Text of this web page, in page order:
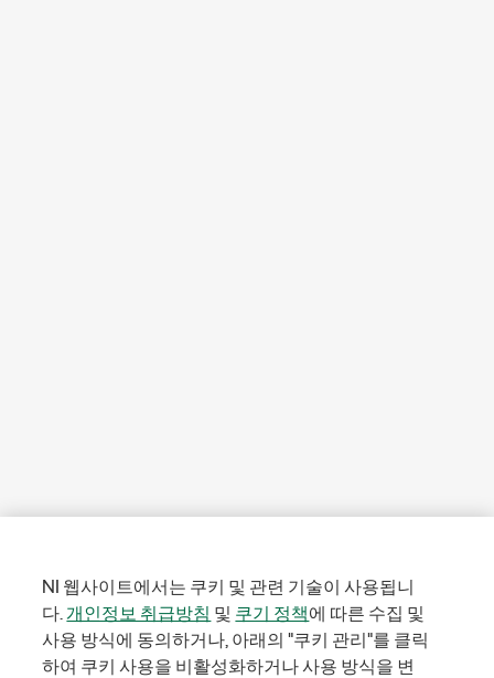
NI 웹사이트에서는 쿠키 및 관련 기술이 사용됩니
다.개인정보 취급방침 및 쿠기 정책에 따른 수집 및
사용 방식에 동의하거나, 아래의 "쿠키 관리"를 클릭
하여 쿠키 사용을 비활성화하거나 사용 방식을 변